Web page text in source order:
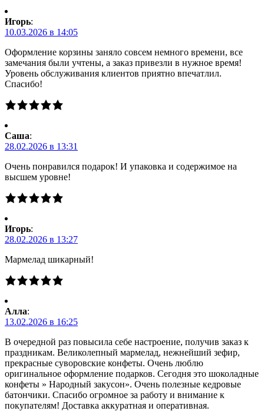
Игорь:
10.03.2026 в 14:05
Оформление корзины заняло совсем немного времени, все
замечания были учтены, а заказ привезли в нужное время!
Уровень обслуживания клиентов приятно впечатлил.
Спасибо!
Саша:
28.02.2026 в 13:31
Очень понравился подарок! И упаковка и содержимое на
высшем уровне!
Игорь:
28.02.2026 в 13:27
Мармелад шикарный!
Алла:
13.02.2026 в 16:25
В очередной раз повысила себе настроение, получив заказ к
праздникам. Великолепный мармелад, нежнейший зефир,
прекрасные суворовские конфеты. Очень люблю
оригинальное оформление подарков. Сегодня это шоколадные
конфеты » Народный закусон». Очень полезные кедровые
батончики. Спасибо огромное за работу и внимание к
покупателям! Доставка аккуратная и оперативная.